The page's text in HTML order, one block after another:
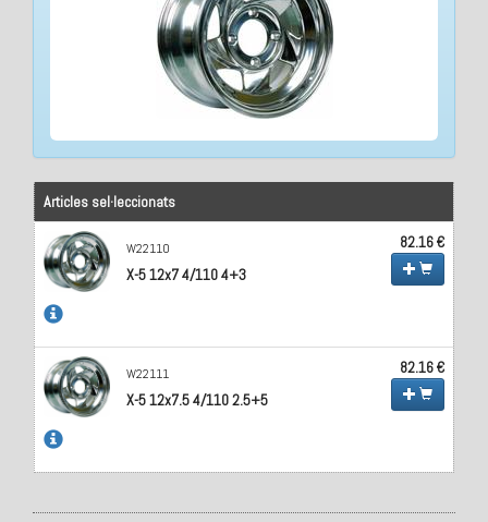
Articles sel·leccionats
W22110
X-5 12x7 4/110 4+3
82.16 €
W22111
X-5 12x7.5 4/110 2.5+5
82.16 €